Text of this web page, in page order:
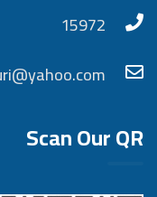
15972
Scan Our QR